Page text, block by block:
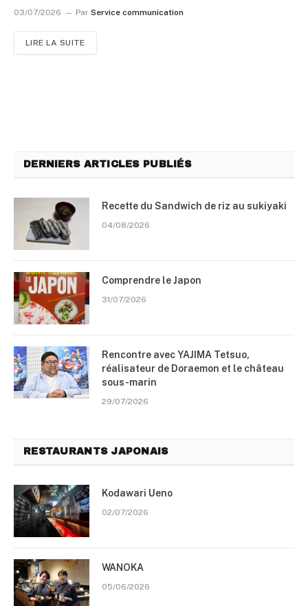
03/07/2026 Par Service communication
LIRE LA SUITE
DERNIERS ARTICLES PUBLIÉS
Recette du Sandwich de riz au sukiyaki
04/08/2026
Comprendre le Japon
31/07/2026
Rencontre avec YAJIMA Tetsuo,
réalisateur de Doraemon et le château
sous-marin
29/07/2026
RESTAURANTS JAPONAIS
Kodawari Ueno
02/07/2026
WANOKA
05/06/2026